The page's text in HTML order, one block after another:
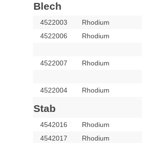
Blech
4522003
Rhodium
4522006
Rhodium
4522007 Rhodium
4522004 Rhodium
Stab
4542016
Rhodium
4542017
Rhodium